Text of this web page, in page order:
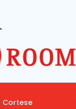
Cortese